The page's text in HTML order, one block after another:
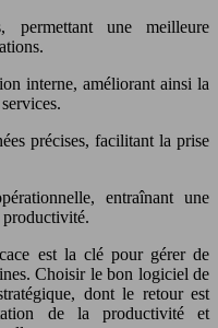
permettant une meilleure
interne, améliorant ainsi la
précises, facilitant la prise
entraînant une
est la clé pour gérer de
Choisir le bon logiciel de
dont le retour est
de la productivité et